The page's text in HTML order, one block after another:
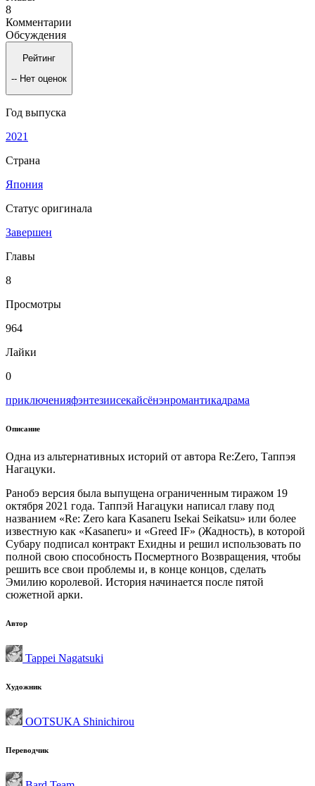
8
Комментарии
Обсуждения
Рейтинг
-- Нет оценок
Год выпуска
2021
Страна
Япония
Статус оригинала
Завершен
Главы
8
Просмотры
964
Лайки
0
приключенияфэнтезиисекайсёнэнромантикадрама
Описание
Одна из альтернативных историй от автора Re:Zero, Таппэя
Нагацуки.
Ранобэ версия была выпущена ограниченным тиражом 19
октября 2021 года. Таппэй Нагацуки написал главу под
названием «Re: Zero kara Kasaneru Isekai Seikatsu» или более
известную как «Kasaneru» и «Greed IF» (Жадность), в которой
Субару подписал контракт Ехидны и решил использовать по
полной свою способность Посмертного Возвращения, чтобы
решить все свои проблемы и, в конце концов, сделать
Эмилию королевой. История начинается после пятой
сюжетной арки.
Автор
Tappei Nagatsuki
Художник
OOTSUKA Shinichirou
Переводчик